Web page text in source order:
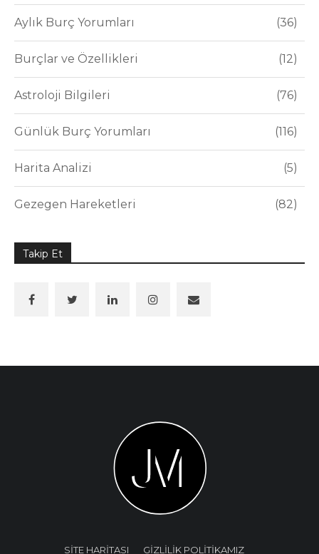
Aylık Burç Yorumları 36
Burçlar ve Özellikleri 12
Astroloji Bilgileri 76
Günlük Burç Yorumları 116
Harita Analizi 5
Gezegen Hareketleri 82
Takip Et
SİTE HARİTASI GİZLİLİK POLİTİKAMIZ